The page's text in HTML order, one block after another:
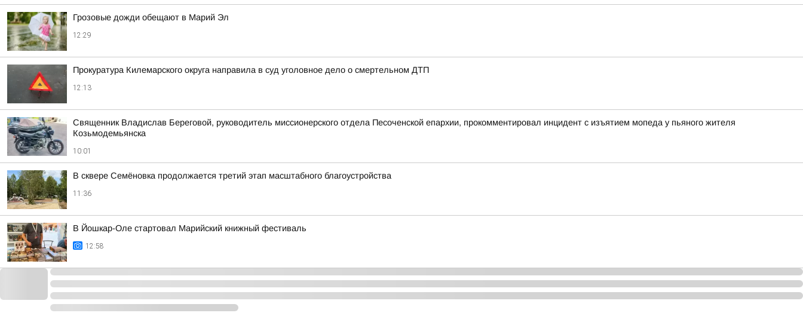
Грозовые дожди обещают в Марий Эл
12:29
Прокуратура Килемарского округа направила в суд уголовное дело о смертельном ДТП
12:13
Священник Владислав Береговой, руководитель миссионерского отдела Песоченской епархии, прокомментировал инцидент с изъятием мопеда у пьяного жителя
Козьмодемьянска
10:01
В сквере Семёновка продолжается третий этап масштабного благоустройства
11:36
В Йошкар-Оле стартовал Марийский книжный фестиваль
12:58